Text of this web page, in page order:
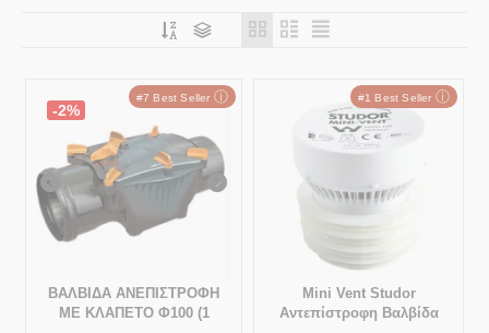
-2%
#7 Best Seller ⓘ
ΒΑΛΒΙΔΑ ΑΝΕΠΙΣΤΡΟΦΗ
ΜΕ ΚΛΑΠΕΤΟ Φ100 (1
#1 Best Seller ⓘ
Mini Vent Studor
Αντεπίστροφη Βαλβίδα